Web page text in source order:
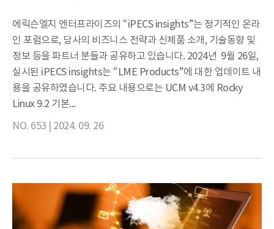
에릭슨엘지 엔터프라이즈의 “iPECS insights”는 정기적인 온라
인 포럼으로, 당사의 비즈니스 전략과 신제품 소개, 기술동향 및
정보 등을 파트너 분들과 공유하고 있습니다. 2024년 9월 26일,
실시된 iPECS insights는 “LME Products”에 대한 업데이트 내
용을 공유하였습니다. 주요 내용으로는 UCM v4.3에 Rocky
Linux 9.2 기본...
NO. 653 | 2024. 09. 26